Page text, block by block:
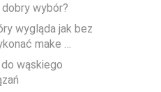
wybór?
wygląda jak bez
make …
wąskiego